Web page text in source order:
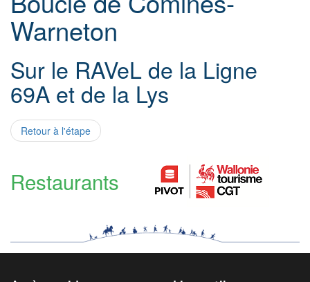
Warneton
Sur le RAVeL de la Ligne
69A et de la Lys
Retour à l'étape
Restaurants